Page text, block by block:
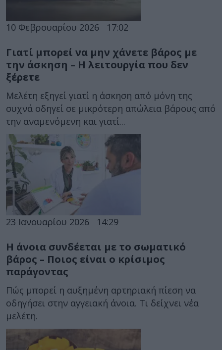
10 Φεβρουαρίου 2026 17:02
Γιατί μπορεί να μην χάνετε βάρος με
την άσκηση – Η λειτουργία που δεν
ξέρετε
Μελέτη εξηγεί γιατί η άσκηση από μόνη της
συχνά οδηγεί σε μικρότερη απώλεια βάρους από
την αναμενόμενη και γιατί...
23 Ιανουαρίου 2026 14:29
Η άνοια συνδέεται με το σωματικό
βάρος – Ποιος είναι ο κρίσιμος
παράγοντας
Πώς μπορεί η αυξημένη αρτηριακή πίεση να
οδηγήσει στην αγγειακή άνοια. Τι δείχνει νέα
μελέτη.